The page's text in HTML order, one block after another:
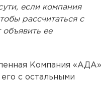
если компания
рассчитаться с
ее
Компания «АДА»
с остальными